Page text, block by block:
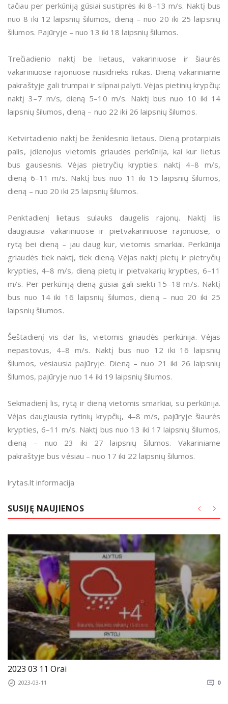
tačiau per perkūniją gūsiai sustiprės iki 8–13 m/s. Naktį bus
nuo 8 iki 12 laipsnių šilumos, dieną – nuo 20 iki 25 laipsnių
šilumos. Pajūryje – nuo 13 iki 18 laipsnių šilumos.
Trečiadienio naktį be lietaus, vakariniuose ir šiaurės
vakariniuose rajonuose nusidrieks rūkas. Dieną vakariniame
pakraštyje gali trumpai ir silpnai palyti. Vėjas pietinių krypčių:
naktį 3–7 m/s, dieną 5–10 m/s. Naktį bus nuo 10 iki 14
laipsnių šilumos, dieną – nuo 22 iki 26 laipsnių šilumos.
Ketvirtadienio naktį be ženklesnio lietaus. Dieną protarpiais
palis, įdienojus vietomis griaudės perkūnija, kai kur lietus
bus gausesnis. Vėjas pietryčių krypties: naktį 4–8 m/s,
dieną 6–11 m/s. Naktį bus nuo 11 iki 15 laipsnių šilumos,
dieną – nuo 20 iki 25 laipsnių šilumos.
Penktadienį lietaus sulauks daugelis rajonų. Naktį lis
daugiausia vakariniuose ir pietvakariniuose rajonuose, o
rytą bei dieną – jau daug kur, vietomis smarkiai. Perkūnija
griaudės tiek naktį, tiek dieną. Vėjas naktį pietų ir pietryčių
krypties, 4–8 m/s, dieną pietų ir pietvakarių krypties, 6–11
m/s. Per perkūniją dieną gūsiai gali siekti 15–18 m/s. Naktį
bus nuo 14 iki 16 laipsnių šilumos, dieną – nuo 20 iki 25
laipsnių šilumos.
Šeštadienį vis dar lis, vietomis griaudės perkūnija. Vėjas
nepastovus, 4–8 m/s. Naktį bus nuo 12 iki 16 laipsnių
šilumos, vėsiausia pajūryje. Dieną – nuo 21 iki 26 laipsnių
šilumos, pajūryje nuo 14 iki 19 laipsnių šilumos.
Sekmadienį lis, rytą ir dieną vietomis smarkiai, su perkūnija.
Vėjas daugiausia rytinių krypčių, 4–8 m/s, pajūryje šiaurės
krypties, 6–11 m/s. Naktį bus nuo 13 iki 17 laipsnių šilumos,
dieną – nuo 23 iki 27 laipsnių šilumos. Vakariniame
pakraštyje bus vėsiau – nuo 17 iki 22 laipsnių šilumos.
lrytas.lt informacija
SUSIJĘ NAUJIENOS
2023 03 11 Orai
2023-03-11 0